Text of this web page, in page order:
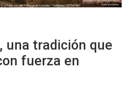
una tradición que
fuerza en